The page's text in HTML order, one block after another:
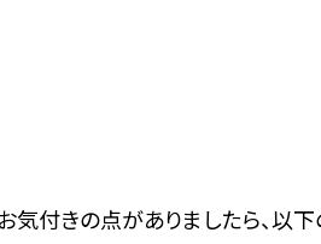
付きの点がありましたら、以